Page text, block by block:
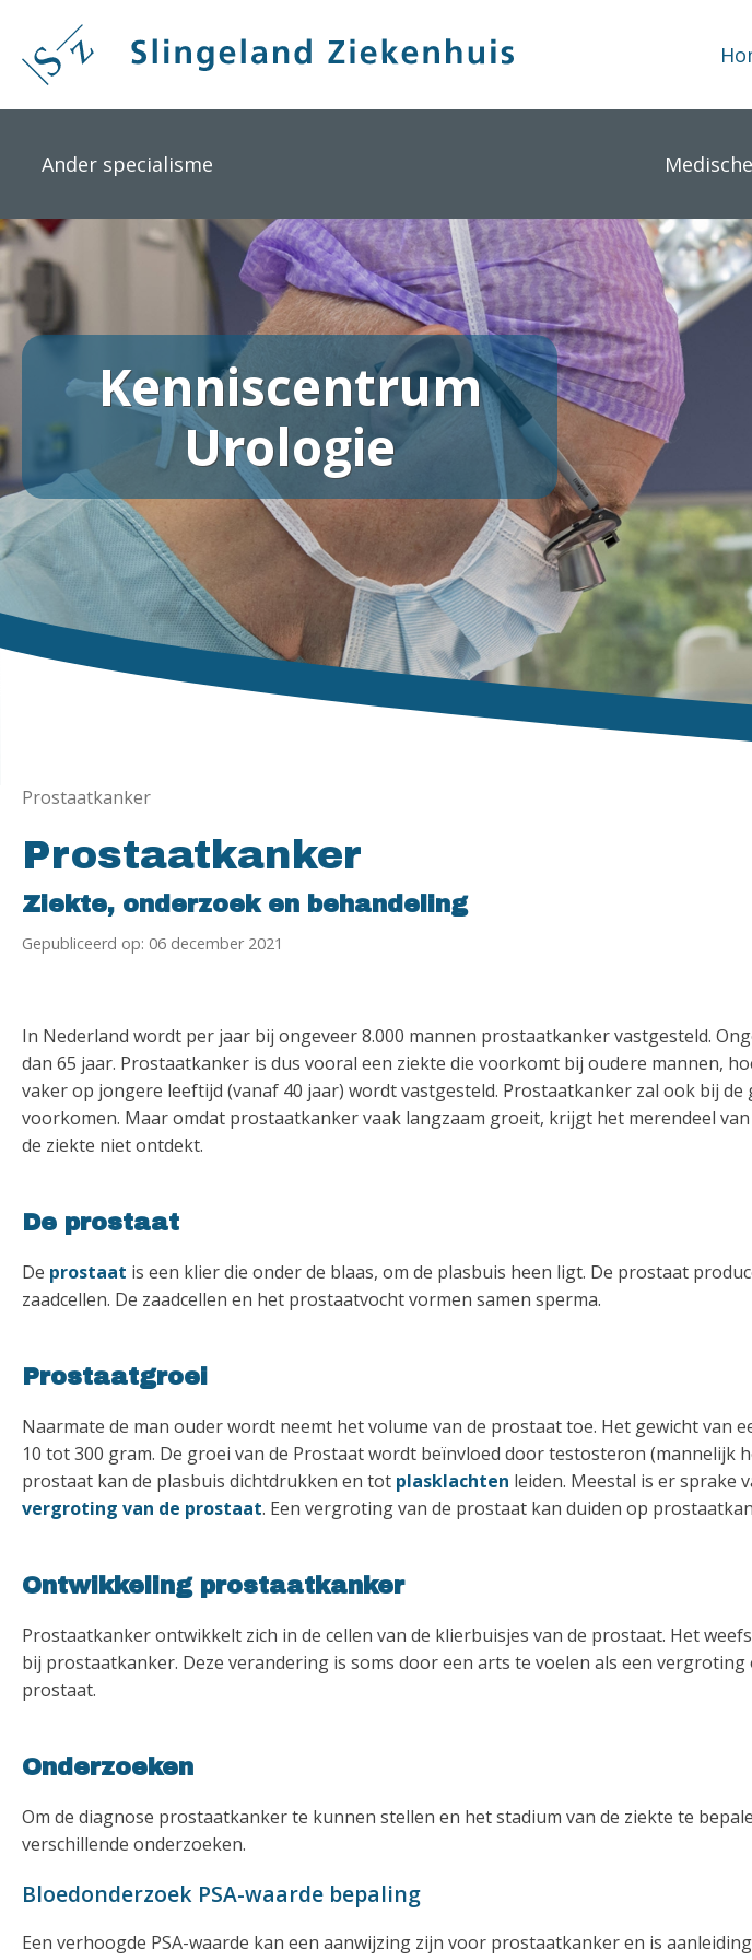
naar
Ander specialisme
Kenniscentrum
Urologie
Prostaatkanker
Prostaatkanker
Ziekte, onderzoek en behandeling
Gepubliceerd op: 06 december 2021
In Nederland wordt per jaar bij ongeveer 8.000 mannen prostaatkanker vastgesteld.
dan 65 jaar. Prostaatkanker is dus vooral een ziekte die voorkomt bij oudere mannen,
vaker op jongere leeftijd (vanaf 40 jaar) wordt vastgesteld. Prostaatkanker zal ook bij de
voorkomen. Maar omdat prostaatkanker vaak langzaam groeit, krijgt het merendeel
de ziekte niet ontdekt.
De prostaat
De prostaat is een klier die onder de blaas, om de plasbuis heen ligt. De prostaat
zaadcellen. De zaadcellen en het prostaatvocht vormen samen sperma.
Prostaatgroei
Naarmate de man ouder wordt neemt het volume van de prostaat toe. Het gewicht van
10 tot 300 gram. De groei van de Prostaat wordt beïnvloed door testosteron (mannelijk
prostaat kan de plasbuis dichtdrukken en tot plasklachten leiden. Meestal is er sprake
vergroting van de prostaat. Een vergroting van de prostaat kan duiden op
Ontwikkeling prostaatkanker
Prostaatkanker ontwikkelt zich in de cellen van de klierbuisjes van de prostaat. Het
bij prostaatkanker. Deze verandering is soms door een arts te voelen als een
prostaat.
Onderzoeken
Om de diagnose prostaatkanker te kunnen stellen en het stadium van de ziekte te
verschillende onderzoeken.
Bloedonderzoek PSA-waarde bepaling
Een verhoogde PSA-waarde kan een aanwijzing zijn voor prostaatkanker en is